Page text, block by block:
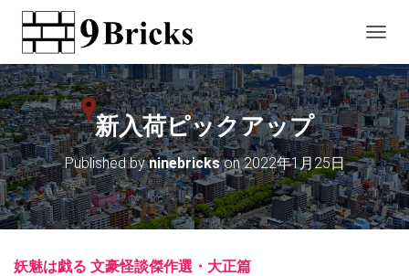
O
G
G
L
E
N
A
V
I
G
新入荷ピックアップ
Published byninebrickson2022年1月25日
妖魅は戯る 文豪怪談傑作選・大正篇